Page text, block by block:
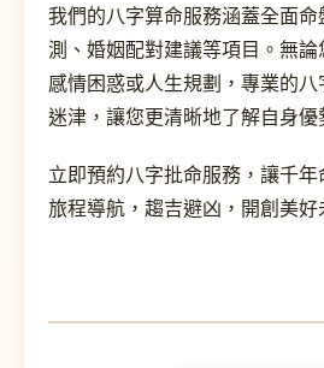
我們的八字算命服務涵蓋全面
測、婚姻配對建議等項目。無論
感情困惑或人生規劃，專業的
迷津，讓您更清晰地了解自身優
立即預約八字批命服務，讓千
旅程導航，趨吉避凶，開創美好